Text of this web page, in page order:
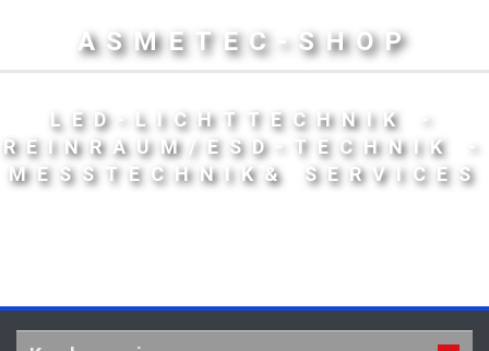
ASMETEC-SHOP
LED-LICHTTECHNIK -
REINRAUM/ESD-TECHNIK -
MESSTECHNIK& SERVICES